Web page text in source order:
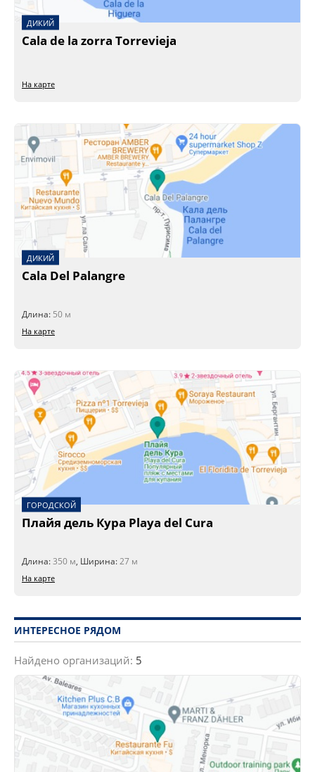
ДИКИЙ
Cala de la zorra Torrevieja
На карте
ДИКИЙ
Cala Del Palangre
Длина: 50 м
На карте
ГОРОДСКОЙ
Плайя дель Кура Playa del Cura
Длина:350 м, Ширина:27 м
На карте
ИНТЕРЕСНОЕ РЯДОМ
Найдено организаций: 5